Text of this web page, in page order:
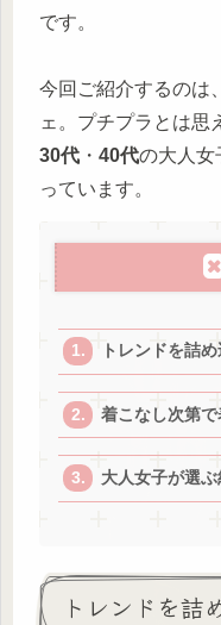
です。
今回ご紹介するのは、
ェ。プチプラとは思
30代 ・ 40代の大人女
っています。
トレンドを詰
着こなし次第
大人女子が選
トレンドを詰